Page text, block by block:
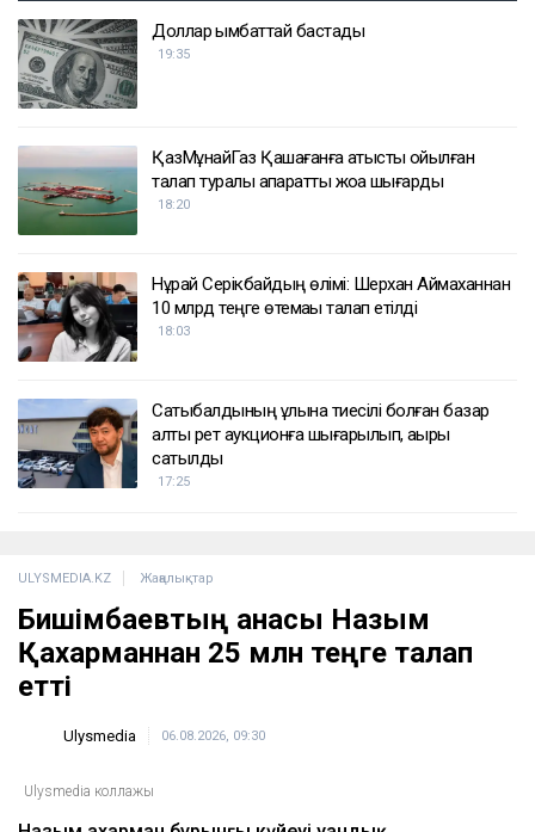
Доллар қымбаттай бастады
19:35
ҚазМұнайГаз Қашағанға қатысты қойылған
талап туралы ақпаратты жоққа шығарды
18:20
Нұрай Серікбайдың өлімі: Шерхан Аймаханнан
10 млрд теңге өтемақы талап етілді
18:03
Сатыбалдының ұлына тиесілі болған базар
алты рет аукционға шығарылып, ақыры
сатылды
17:25
ULYSMEDIA.KZ Жаңалықтар
Бишімбаевтың анасы Назым
Қахарманнан 25 млн теңге талап
етті
Ulysmedia 06.08.2026, 09:30
Ulysmedia коллажы